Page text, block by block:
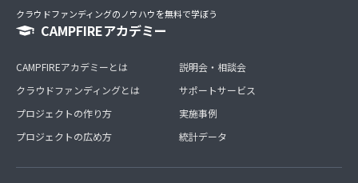
クラウドファンディングのノウハウを無料で学ぼう
CAMPFIREアカデミー
CAMPFIREアカデミーとは
クラウドファンディングとは
プロジェクトの作り方
プロジェクトの広め方
説明会・相談会
サポートサービス
実施事例
統計データ